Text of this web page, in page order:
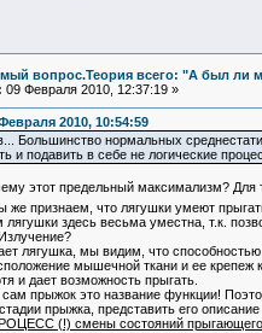
вопрос.Теория всего: "А был ли
09 Февраля 2010, 12:37:19 »
2010, 10:54:59
Большинство нормальных
и подавить в себе не логические
этот предельный максимализм? Для
признаем, что лягушки умеют
здесь весьма уместна, т.к.
лягушка, мы видим, что
мышечной ткани и ее
и дает возможность прыгать.
прыжок это название функции!
прыжка, представить его
(!) смены состояний прыгающего